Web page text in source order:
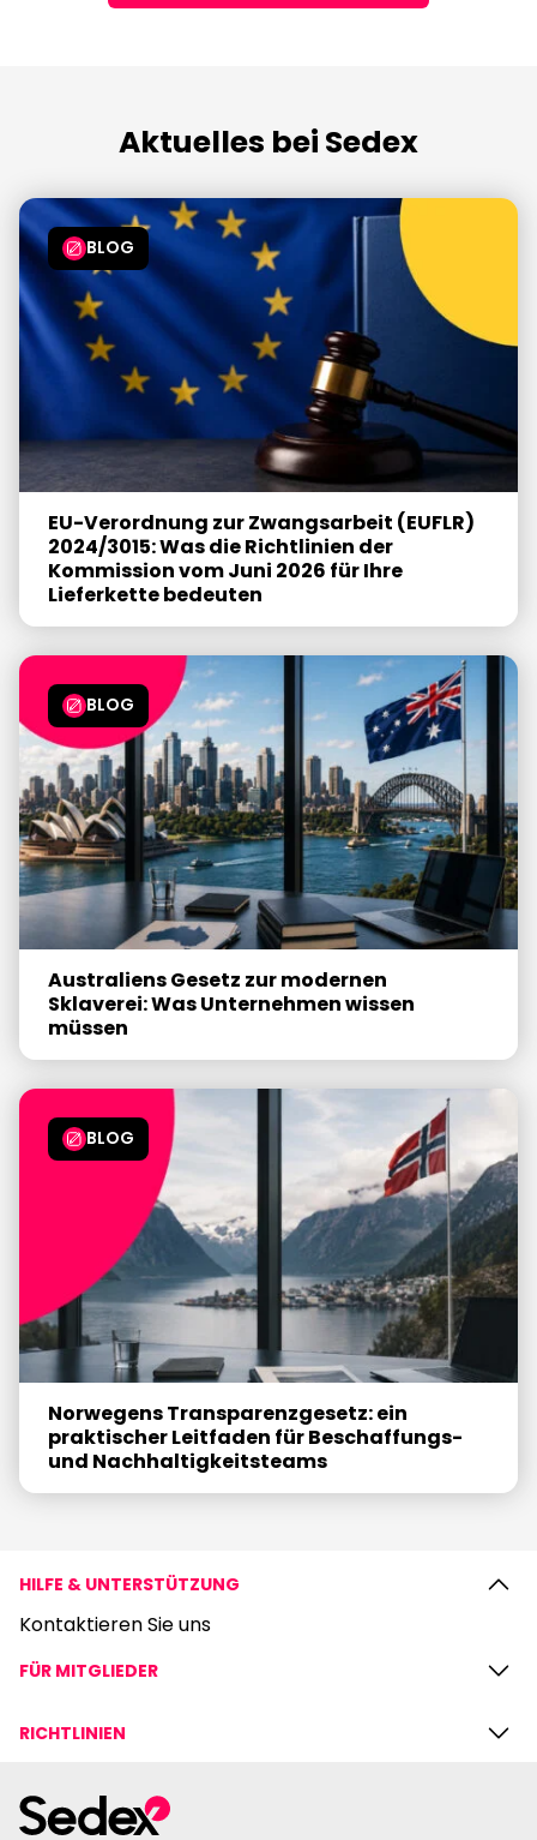
Aktuelles bei Sedex
BLOG
EU-Verordnung zur Zwangsarbeit (EUFLR)
2024/3015: Was die Richtlinien der
Kommission vom Juni 2026 für Ihre
Lieferkette bedeuten
BLOG
Australiens Gesetz zur modernen
Sklaverei: Was Unternehmen wissen
müssen
BLOG
Norwegens Transparenzgesetz: ein
praktischer Leitfaden für Beschaffungs-
und Nachhaltigkeitsteams
HILFE & UNTERSTÜTZUNG
Kontaktieren Sie uns
FÜR MITGLIEDER
RICHTLINIEN